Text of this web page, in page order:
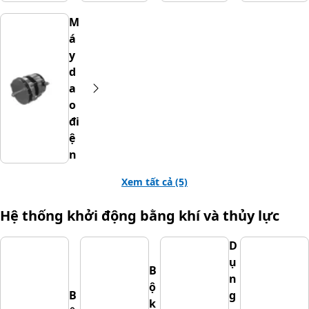
M
á
y
d
a
o
đi
ệ
n
Xem tất cả (5)
Hệ thống khởi động bằng khí và thủy lực
B
B
ộ
k
D
ụ
n
g